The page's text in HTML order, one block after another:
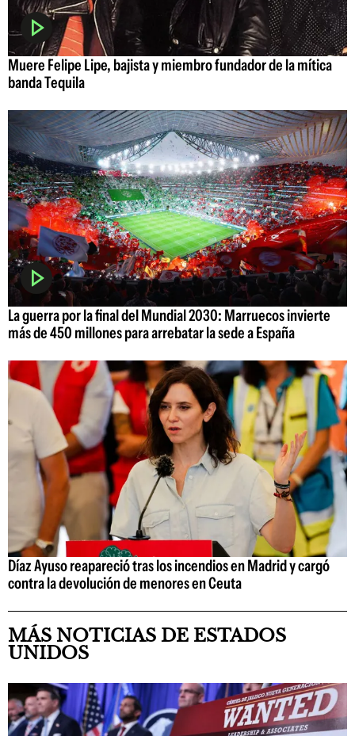
Muere Felipe Lipe, bajista y miembro fundador de la mítica
banda Tequila
La guerra por la final del Mundial 2030: Marruecos invierte
más de 450 millones para arrebatar la sede a España
Díaz Ayuso reapareció tras los incendios en Madrid y cargó
contra la devolución de menores en Ceuta
MÁS NOTICIAS DE ESTADOS
UNIDOS